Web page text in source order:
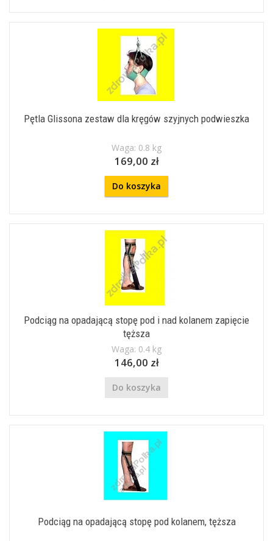
Pętla Glissona zestaw dla kręgów szyjnych podwieszka
Waga: 0.8 kg
169,00 zł
Do koszyka
Podciąg na opadającą stopę pod i nad kolanem zapięcie
tęższa
Waga: 0.4 kg
146,00 zł
Do koszyka
Podciąg na opadającą stopę pod kolanem, tęższa